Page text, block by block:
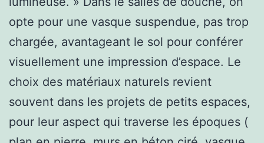
opte pour une vasque suspendue, pas trop
chargée, avantageant le sol pour conférer
visuellement une impression d’espace. Le
choix des matériaux naturels revient
souvent dans les projets de petits espaces,
pour leur aspect qui traverse les époques (